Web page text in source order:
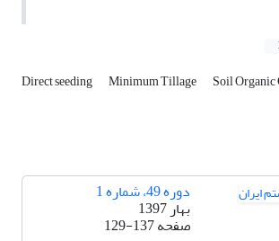
Direct seeding Minimum Tillage Soil
دوره 49، شماره 1
بهار 1397
صفحه129-137